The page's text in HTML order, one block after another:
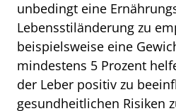
unbedingt eine
Lebensstiländerung zu
beispielsweise eine
mindestens 5 Prozent
der Leber positiv zu
gesundheitlichen Risiken